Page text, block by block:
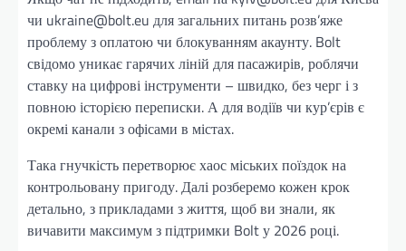
чи ukraine@bolt.eu для загальних питань розв’яже
проблему з оплатою чи блокуванням акаунту. Bolt
свідомо уникає гарячих ліній для пасажирів, роблячи
ставку на цифрові інструменти – швидко, без черг і з
повною історією переписки. А для водіїв чи кур’єрів є
окремі канали з офісами в містах.
Така гнучкість перетворює хаос міських поїздок на
контрольовану пригоду. Далі розберемо кожен крок
детально, з прикладами з життя, щоб ви знали, як
вичавити максимум з підтримки Bolt у 2026 році.